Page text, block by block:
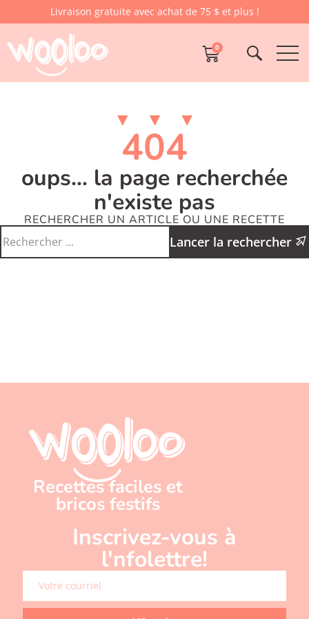
Livraison gratuite avec achat de 75 $ et plus !
0
404
oups... la page recherchée
n'existe pas
RECHERCHER UN ARTICLE OU UNE RECETTE
Lancer la rechercher
Recettes faciles et
bricos festifs
Inscrivez-vous à
l'nfolettre!